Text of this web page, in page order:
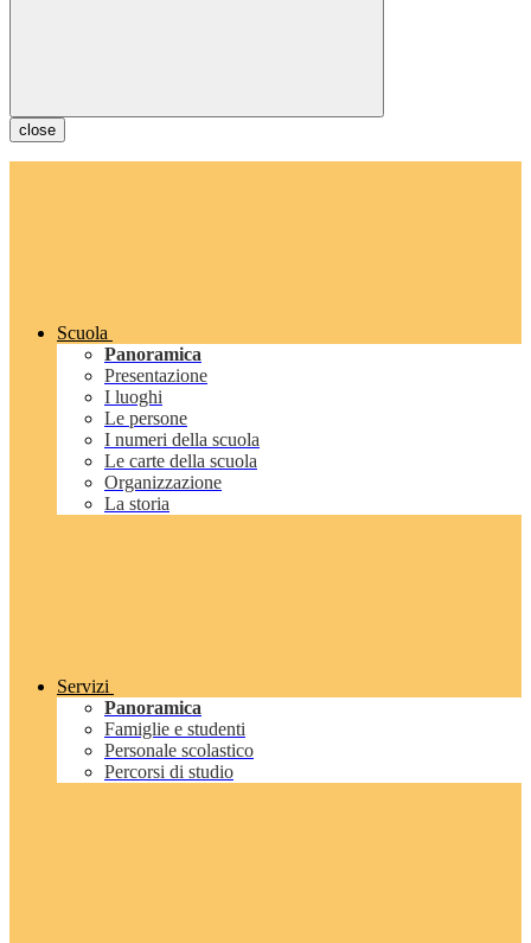
close
Scuola
Panoramica
Presentazione
I luoghi
Le persone
I numeri della scuola
Le carte della scuola
Organizzazione
La storia
Servizi
Panoramica
Famiglie e studenti
Personale scolastico
Percorsi di studio